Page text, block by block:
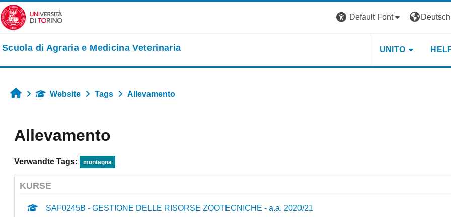
Zum Hauptinhalt
Default Font
Scuola di Agraria e Medicina Veterinaria UNITO
Startseite
Website Tags Allevamento
Allevamento
Verwandte Tags: montagna
KURSE
SAF0245B - GESTIONE DELLE RISORSE ZOOTECNICHE - a.a. 2020/21